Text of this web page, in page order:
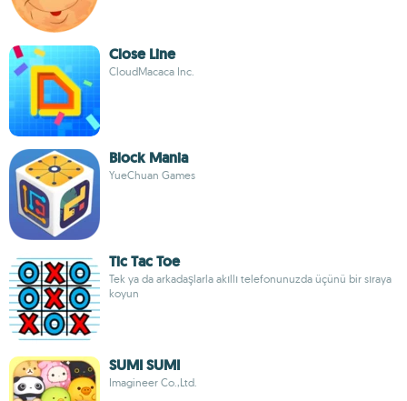
Close Line
CloudMacaca Inc.
Block Mania
YueChuan Games
Tic Tac Toe
Tek ya da arkadaşlarla akıllı telefonunuzda üçünü bir sıraya
koyun
SUMI SUMI
Imagineer Co.,Ltd.